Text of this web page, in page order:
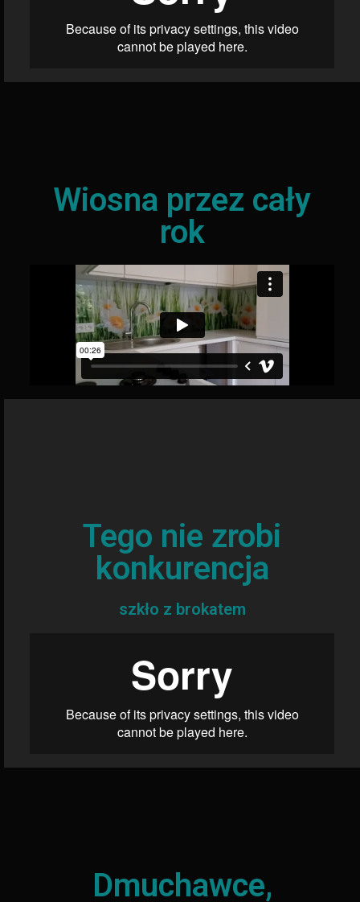
Wiosna przez cały
rok
Tego nie zrobi
konkurencja
szkło z brokatem
Dmuchawce,